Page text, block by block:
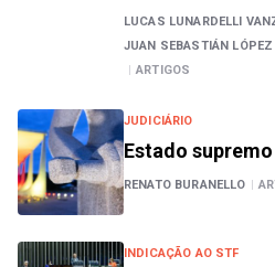
LUCAS LUNARDELLI
JUAN SEBASTIÁN LÓPEZ
| ARTIGOS
JUDICIÁRIO
Estado supremo
RENATO BURANELLO |
INDICAÇÃO AO STF